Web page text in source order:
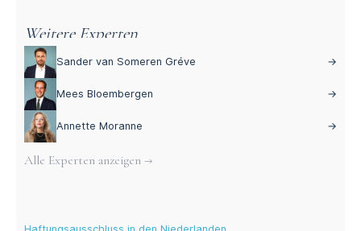
Weitere Experten
Sander van Someren Gréve →
Mees Bloembergen →
Annette Moranne →
Alle Experten anzeigen →
Aktuelle Blogs